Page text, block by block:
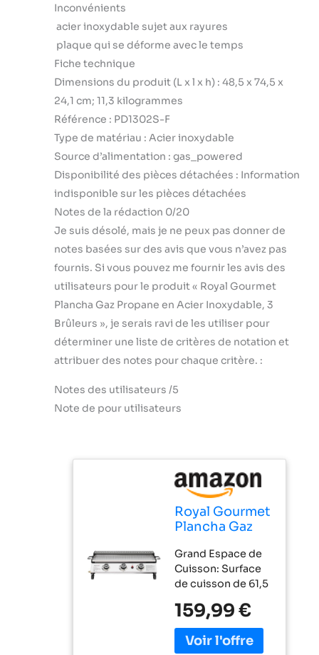
Inconvénients
acier inoxydable sujet aux rayures
plaque qui se déforme avec le temps
Fiche technique
Dimensions du produit (L x l x h) : 48,5 x 74,5 x
24,1 cm; 11,3 kilogrammes
Référence : PD1302S-F
Type de matériau : Acier inoxydable
Source d’alimentation : gas_powered
Disponibilité des pièces détachées : Information
indisponible sur les pièces détachées
Notes de la rédaction 0/20
Je suis désolé, mais je ne peux pas donner de
notes basées sur des avis que vous n’avez pas
fournis. Si vous pouvez me fournir les avis des
utilisateurs pour le produit « Royal Gourmet
Plancha Gaz Propane en Acier Inoxydable, 3
Brûleurs », je serais ravi de les utiliser pour
déterminer une liste de critères de notation et
attribuer des notes pour chaque critère. :
Notes des utilisateurs /5
Note de pour utilisateurs
Royal Gourmet
Plancha Gaz
Acier
Inoxydable, 3
Brûleurs
Puissance
7.5kW, Surface
Cuisson 61,5 x
32cm avec
Grand Espace de
Cuisson: Surface
de cuisson de 61,5
grille de
réchauffage
supplémentaire de
159,99 €